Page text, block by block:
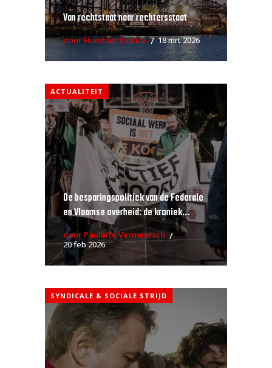
Van rechtstaat naar rechtersstaat
door Humblet Patrick 18 mrt 2026
ACTUALITEIT
De besparingspolitiek van de Federale
en Vlaamse overheid: de kroniek...
door Paulette Vermeersch
20 feb 2026
SYNDICALE & SOCIALE STRIJD